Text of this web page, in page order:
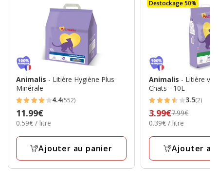
Animalis - Litière Hygiène Plus
Minérale
4.4
étoiles
avec
552
4.4(552)
Prix
11.99€
11.99€
0.59€
Litre
0.59€ / litre
Ajouter au panier
Destockage 50%
Animalis - Litière
Chats - 10L
3.5
étoiles
avec
2
3.5(2)
Prix
précédent
7.99€,
final
3.99€
3.99€7.99€
0.39€
Litre
0.39€ / litre
Ajouter